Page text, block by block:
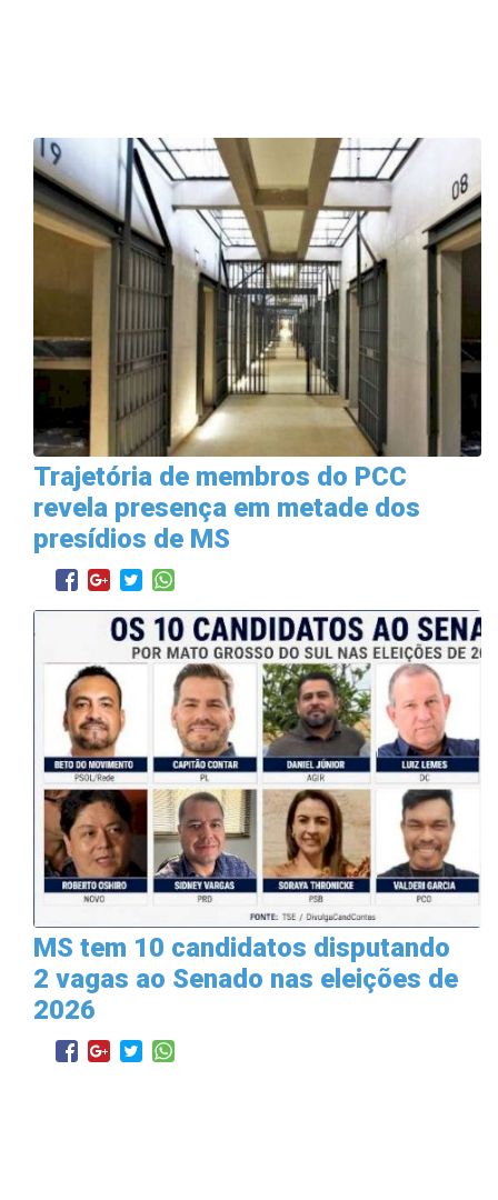
Trajetória de membros do PCC
revela presença em metade dos
presídios de MS
MS tem 10 candidatos disputando
2 vagas ao Senado nas eleições de
2026